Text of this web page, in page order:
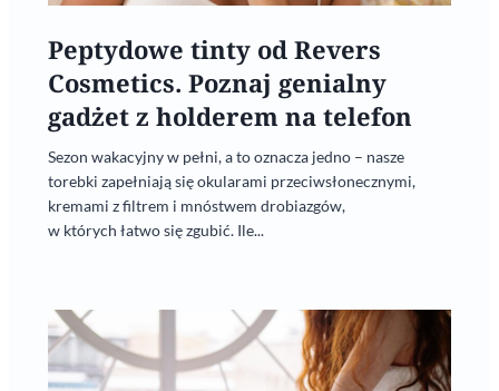
Peptydowe tinty od Revers
Cosmetics. Poznaj genialny
gadżet z holderem na telefon
Sezon wakacyjny w pełni, a to oznacza jedno – nasze
torebki zapełniają się okularami przeciwsłonecznymi,
kremami z filtrem i mnóstwem drobiazgów,
w których łatwo się zgubić. Ile...